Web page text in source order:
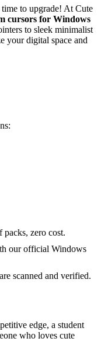
to upgrade! At Cute
cursors for Windows
to sleek minimalist
your digital space and
packs, zero cost.
our official Windows
scanned and verified.
edge, a student
who loves cute